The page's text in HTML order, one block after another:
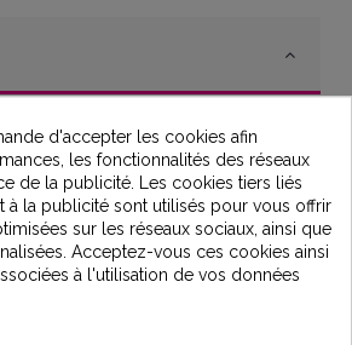
131/25 1" 25 microns
en matière synthétique de
les filtres Cintropur conviennent pour
et eau potable.
transforme le flux d'eau en effet
précipitation de particules pesantes
cloche, tandis que la manche filtrante
d'accepter les cookies afin
les fonctionnalités des réseaux
de la publicité. Les cookies tiers liés
à la publicité sont utilisés pour vous offrir
sur les réseaux sociaux, ainsi que
Acceptez-vous ces cookies ainsi
à l'utilisation de vos données